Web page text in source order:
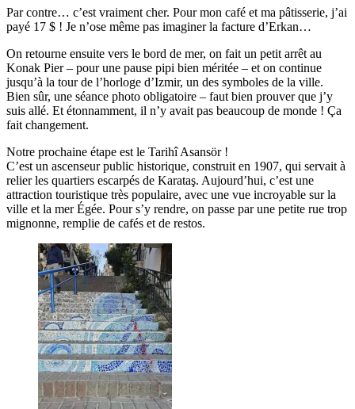
Par contre… c’est vraiment cher. Pour mon café et ma pâtisserie, j’ai
payé 17 $ ! Je n’ose même pas imaginer la facture d’Erkan…
On retourne ensuite vers le bord de mer, on fait un petit arrêt au
Konak Pier – pour une pause pipi bien méritée – et on continue
jusqu’à la tour de l’horloge d’Izmir, un des symboles de la ville.
Bien sûr, une séance photo obligatoire – faut bien prouver que j’y
suis allé. Et étonnamment, il n’y avait pas beaucoup de monde ! Ça
fait changement.
Notre prochaine étape est le Tarihî Asansör !
C’est un ascenseur public historique, construit en 1907, qui servait à
relier les quartiers escarpés de Karataş. Aujourd’hui, c’est une
attraction touristique très populaire, avec une vue incroyable sur la
ville et la mer Égée. Pour s’y rendre, on passe par une petite rue trop
mignonne, remplie de cafés et de restos.